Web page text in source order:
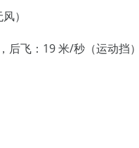
）
后飞：19 米/秒（运动挡